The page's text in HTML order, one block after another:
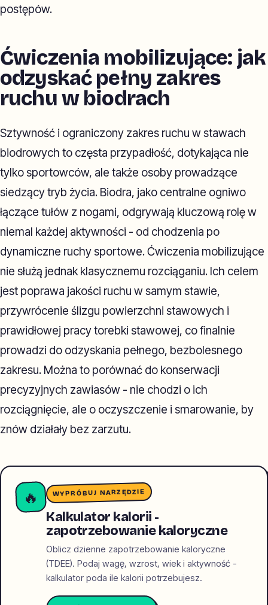
postępów.
Ćwiczenia mobilizujące: jak
odzyskać pełny zakres
ruchu w biodrach
Sztywność i ograniczony zakres ruchu w stawach
biodrowych to częsta przypadłość, dotykająca nie
tylko sportowców, ale także osoby prowadzące
siedzący tryb życia. Biodra, jako centralne ogniwo
łączące tułów z nogami, odgrywają kluczową rolę w
niemal każdej aktywności - od chodzenia po
dynamiczne ruchy sportowe. Ćwiczenia mobilizujące
nie służą jednak klasycznemu rozciąganiu. Ich celem
jest poprawa jakości ruchu w samym stawie,
przywrócenie ślizgu powierzchni stawowych i
prawidłowej pracy torebki stawowej, co finalnie
prowadzi do odzyskania pełnego, bezbolesnego
zakresu. Można to porównać do konserwacji
precyzyjnych zawiasów - nie chodzi o ich
rozciągnięcie, ale o oczyszczenie i smarowanie, by
znów działały bez zarzutu.
🔥 WYPRÓBUJ NARZĘDZIE
Kalkulator kalorii -
zapotrzebowanie kaloryczne
Oblicz dzienne zapotrzebowanie kaloryczne
(TDEE). Podaj wagę, wzrost, wiek i aktywność -
kalkulator poda ile kalorii potrzebujesz.